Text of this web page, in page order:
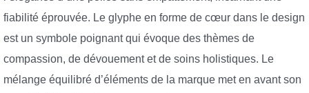
fiabilité éprouvée. Le glyphe en forme de cœur dans le design
est un symbole poignant qui évoque des thèmes de
compassion, de dévouement et de soins holistiques. Le
mélange équilibré d’éléments de la marque met en avant son